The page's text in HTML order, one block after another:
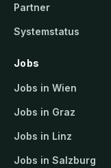
Partner
Systemstatus
Jobs
Jobs in Wien
Jobs in Graz
Jobs in Linz
Jobs in Salzburg